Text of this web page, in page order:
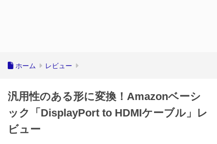
ホーム レビュー
汎用性のある形に変換！Amazonベーシ
ック「DisplayPort to HDMIケーブル」レ
ビュー